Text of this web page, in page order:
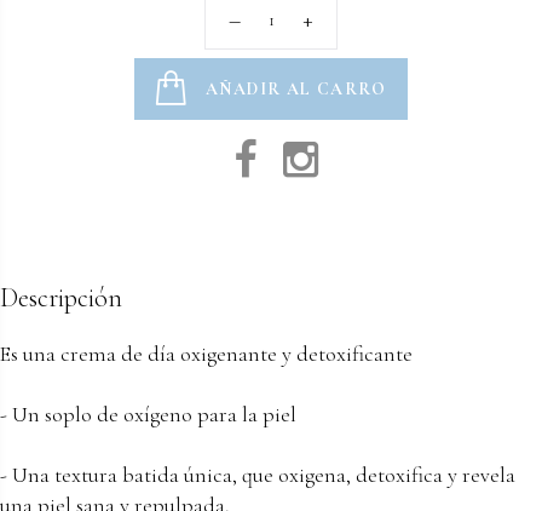
AÑADIR AL CARRO
Descripción
Es una crema de día oxigenante y detoxificante
- Un soplo de oxígeno para la piel
- Una textura batida única, que oxigena, detoxifica y revela
una piel sana y repulpada.